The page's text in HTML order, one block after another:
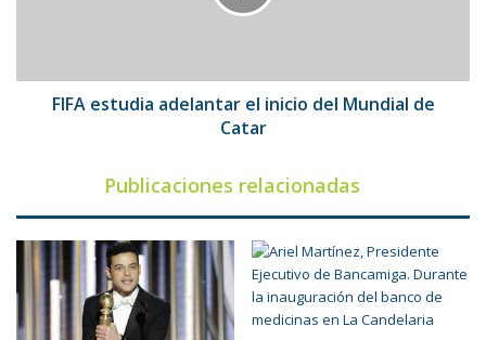
Catar
FIFA estudia adelantar el inicio del Mundial de
Catar
Publicaciones relacionadas